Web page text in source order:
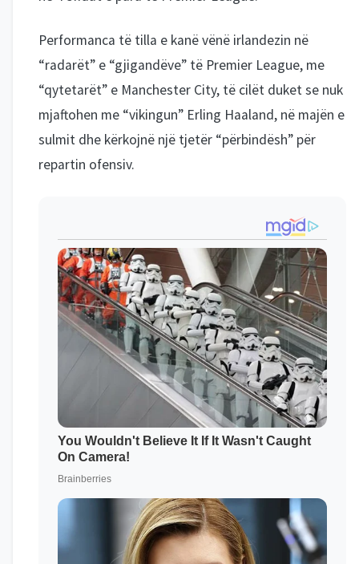
Performanca të tilla e kanë vënë irlandezin në
“radarët” e “gjigandëve” të Premier League, me
“qytetarët” e Manchester City, të cilët duket se nuk
mjaftohen me “vikingun” Erling Haaland, në majën e
sulmit dhe kërkojnë një tjetër “përbindësh” për
repartin ofensiv.